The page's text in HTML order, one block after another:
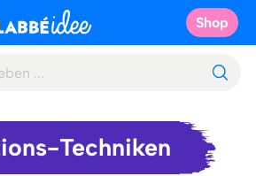
Shop
Techniken